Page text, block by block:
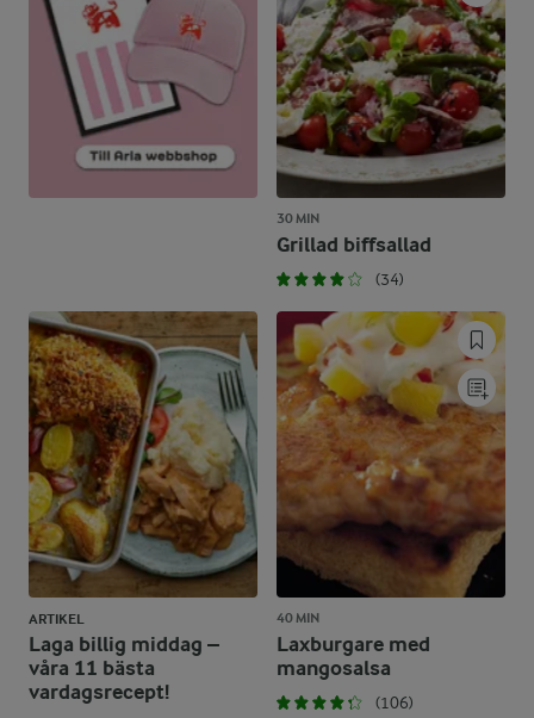
30 MIN
Grillad biffsallad
(34)
ARTIKEL
Laga billig middag –
våra 11 bästa
vardagsrecept!
40 MIN
Laxburgare med
mangosalsa
(106)